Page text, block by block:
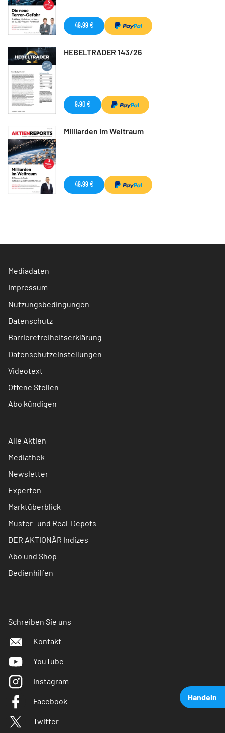
Handeln
49,99 €
HEBELTRADER 143/26
9,90 €
Milliarden im Weltraum
49,99 €
Mediadaten
Impressum
Nutzungsbedingungen
Datenschutz
Barrierefreiheitserklärung
Datenschutzeinstellungen
Videotext
Offene Stellen
Abo kündigen
Alle Aktien
Mediathek
Newsletter
Experten
Marktüberblick
Muster- und Real-Depots
DER AKTIONÄR Indizes
Abo und Shop
Bedienhilfen
Schreiben Sie uns
Kontakt
YouTube
Instagram
Facebook
Twitter